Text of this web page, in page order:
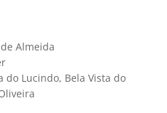
Almeida
do Lucindo, Bela Vista do